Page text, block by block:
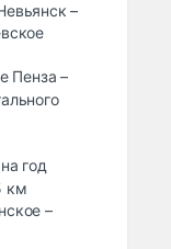
–
Пенза –
год
км
–